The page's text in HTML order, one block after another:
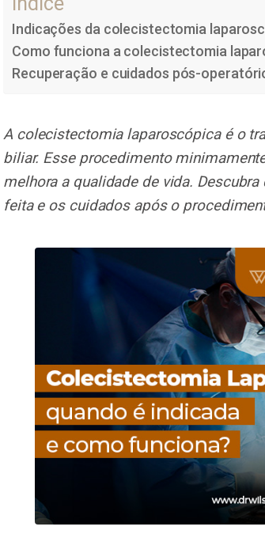
Indicações da colecistectomia
Como funciona a colecistectomia
Recuperação e cuidados pós-
A colecistectomia laparoscópica é o
biliar. Esse procedimento
melhora a qualidade de vida.
feita e os cuidados após o